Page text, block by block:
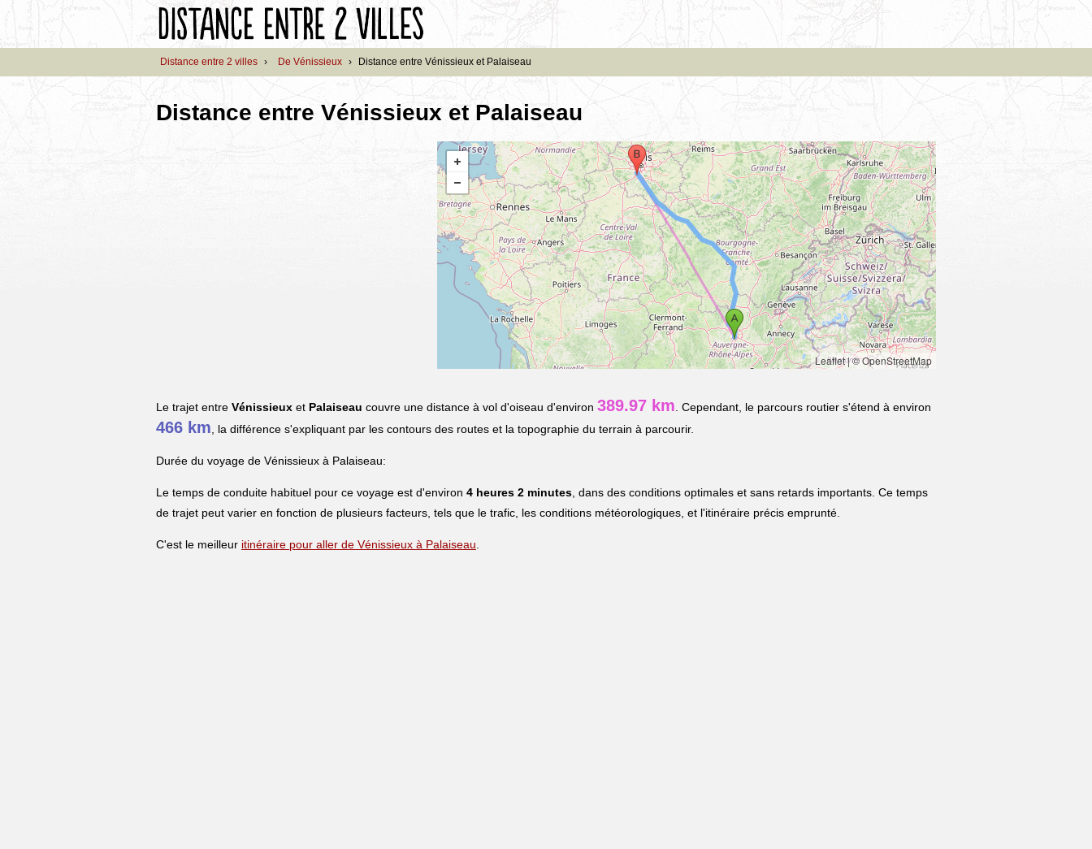
Distance entre 2 villes › De Vénissieux › Distance entre Vénissieux et Palaiseau
Distance entre Vénissieux et Palaiseau
Leaflet|© OpenStreetMap
Le trajet entre Vénissieux et Palaiseau couvre une distance à vol d'oiseau d'environ 389.97 km . Cependant, le parcours routier s'étend à environ
466 km , la différence s'expliquant par les contours des routes et la topographie du terrain à parcourir.
Durée du voyage de Vénissieux à Palaiseau:
Le temps de conduite habituel pour ce voyage est d'environ 4 heures 2 minutes , dans des conditions optimales et sans retards importants. Ce temps
de trajet peut varier en fonction de plusieurs facteurs, tels que le trafic, les conditions météorologiques, et l'itinéraire précis emprunté.
C'est le meilleur itinéraire pour aller de Vénissieux à Palaiseau